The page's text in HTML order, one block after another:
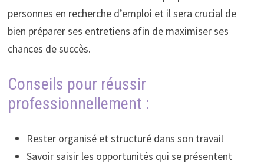
personnes en recherche d’emploi et il sera crucial de
bien préparer ses entretiens afin de maximiser ses
chances de succès.
Conseils pour réussir
professionnellement :
Rester organisé et structuré dans son travail
Savoir saisir les opportunités qui se présentent